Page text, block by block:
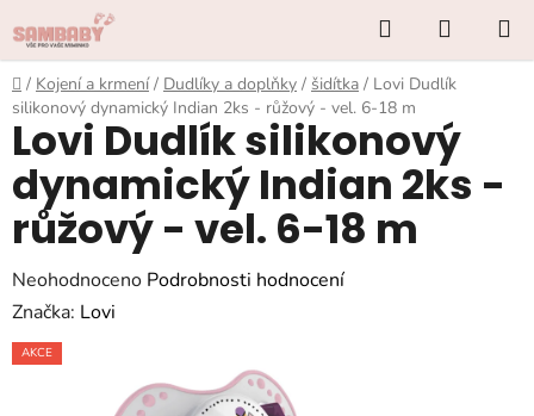
na
obsah
Hledat
KOŠÍK
Domů
/ Kojení a krmení / Dudlíky a doplňky / šidítka / Lovi Dudlík
silikonový dynamický Indian 2ks - růžový - vel. 6-18 m
Lovi Dudlík silikonový
dynamický Indian 2ks -
růžový - vel. 6-18 m
Průměrné
hodnocení
produktu
Neohodnoceno Podrobnosti hodnocení
Značka: Lovi
AKCE